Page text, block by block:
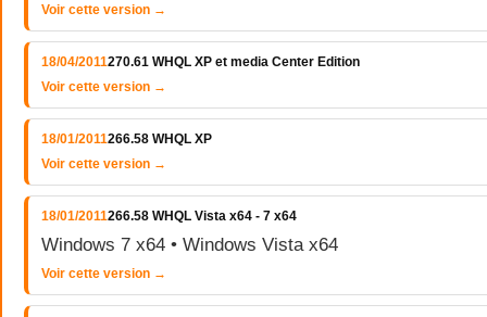
Voir cette version →
18/04/2011270.61 WHQL XP et media Center Edition
Voir cette version →
18/01/2011266.58 WHQL XP
Voir cette version →
18/01/2011266.58 WHQL Vista x64 - 7 x64
Windows 7 x64 • Windows Vista x64
Voir cette version →